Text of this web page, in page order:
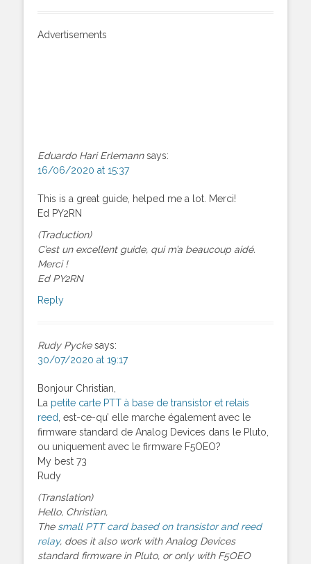
Advertisements
Eduardo Hari Erlemann says:
16/06/2020 at 15:37
This is a great guide, helped me a lot. Merci!
Ed PY2RN
(Traduction)
C’est un excellent guide, qui m’a beaucoup aidé.
Merci !
Ed PY2RN
Reply
Rudy Pycke says:
30/07/2020 at 19:17
Bonjour Christian,
La petite carte PTT à base de transistor et relais
reed, est-ce-qu’ elle marche également avec le
firmware standard de Analog Devices dans le Pluto,
ou uniquement avec le firmware F5OEO?
My best 73
Rudy
(Translation)
Hello, Christian,
The small PTT card based on transistor and reed
relay, does it also work with Analog Devices
standard firmware in Pluto, or only with F5OEO